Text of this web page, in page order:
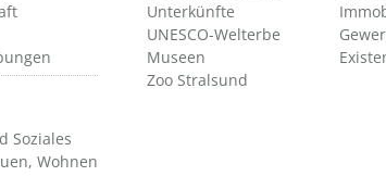
Soziales
Wohnen
Unterkünfte
UNESCO-Welterbe
Museen
Zoo Stralsund